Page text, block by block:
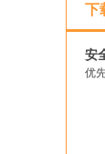
下
安
优